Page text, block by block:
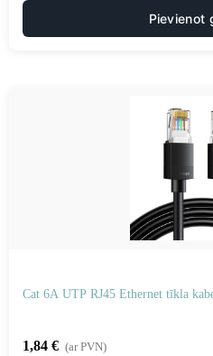
Pievienot
Cat 6A UTP RJ45 Ethernet tīkla
1,84 € (ar PVN)